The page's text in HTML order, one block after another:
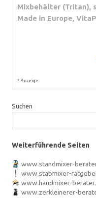
Mixbehälter (Tritan),
Made in Europe,
* Anzeige
Suchen
Weiterführende Seiten
www.standmixer-
www.stabmixer-
www.handmixer-
www.zerkleinerer-